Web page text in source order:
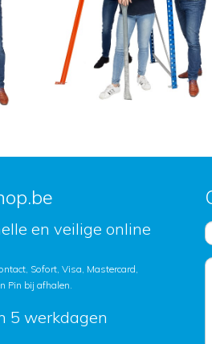
en veilige online
Sofort, Visa, Mastercard,
Pin bij afhalen.
5 werkdagen